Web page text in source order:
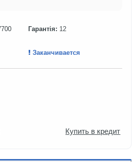
Гарантія: 12
Заканчивается
Купить в кредит